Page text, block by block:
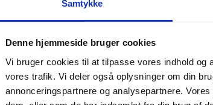
Samtykke
Denne hjemmeside bruger cookies
Vi bruger cookies til at tilpasse vores indhold og
vores trafik. Vi deler også oplysninger om din
annonceringspartnere og analysepartnere.
& tilbehør